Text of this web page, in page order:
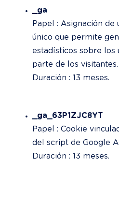
_ga
Papel : Asignación de
único que permite
estadísticos sobre los
parte de los visitantes.
Duración : 13 meses.
_ga_63P1ZJC8YT
Papel : Cookie
del script de Google
Duración : 13 meses.